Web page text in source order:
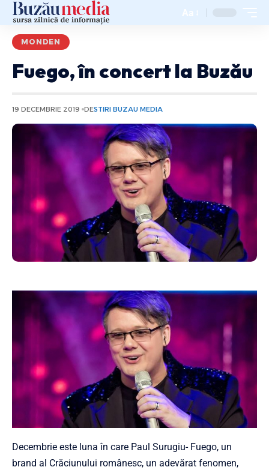
Aa
MONDEN
Fuego, în concert la Buzău
19 DECEMBRIE 2019 DESTIRI BUZAU MEDIA
Decembrie este luna în care Paul Surugiu- Fuego, un
brand al Crăciunului românesc, un adevărat fenomen,